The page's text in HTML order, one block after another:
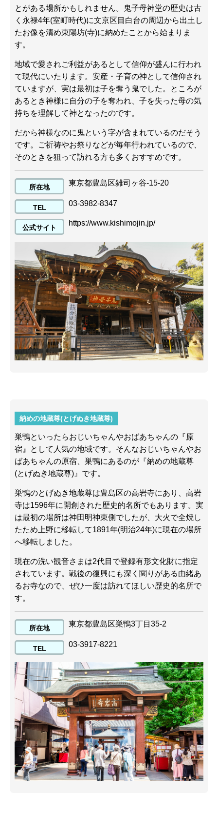
とがある場所かもしれません。鬼子母神堂の歴史は古
く永禄4年(室町時代)に文京区目白台の周辺から出土し
たお像を清め東陽坊(寺)に納めたことから始まりま
す。
地域で愛されご利益があるとして信仰が盛んに行われ
て現代にいたります。安産・子育の神として信仰され
ていますが、実は最初は子を奪う鬼でした。ところが
あるとき神様に自分の子を奪われ、子を失った母の気
持ちを理解して神となったのです。
だから神様なのに鬼という字が含まれているのだそう
です。ご祈祷やお祭りなどが毎年行われているので、
そのときを狙って訪れる方も多くおすすめです。
所在地 東京都豊島区雑司ヶ谷-15-20
TEL 03-3982-8347
公式サイト
https://www.kishimojin.jp/
納めの地蔵尊(とげぬき地蔵尊)
巣鴨といったらおじいちゃんやおばあちゃんの『原
宿』として人気の地域です。そんなおじいちゃんやお
ばあちゃんの原宿、巣鴨にあるのが『納めの地蔵尊
(とげぬき地蔵尊)』です。
巣鴨のとげぬき地蔵尊は豊島区の高岩寺にあり、高岩
寺は1596年に開創された歴史的名所でもあります。実
は最初の場所は神田明神東側でしたが、大火で全焼し
たため上野に移転して1891年(明治24年)に現在の場所
へ移転しました。
現在の洗い観音さまは2代目で登録有形文化財に指定
されています。戦後の復興にも深く関りがある由緒あ
るお寺なので、ぜひ一度は訪れてほしい歴史的名所で
す。
所在地 東京都豊島区巣鴨3丁目35-2
TEL 03-3917-8221